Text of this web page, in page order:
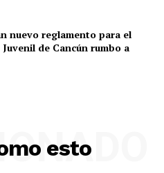
nuevo reglamento para el
de Cancún rumbo a
esto